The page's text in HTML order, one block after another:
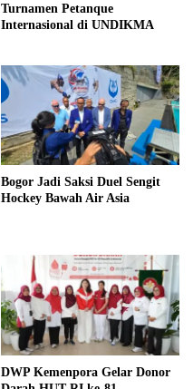
Turnamen Petanque
Internasional di UNDIKMA
Bogor Jadi Saksi Duel Sengit
Hockey Bawah Air Asia
DWP Kemenpora Gelar Donor